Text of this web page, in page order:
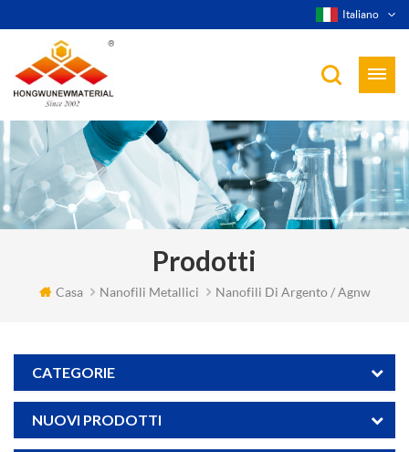
Italiano
Prodotti
Casa Nanofili Metallici Nanofili Di Argento / Agnw
CATEGORIE
NUOVI PRODOTTI